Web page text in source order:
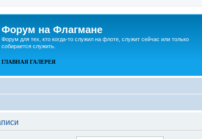
Форум на Флагмане
Форум для тех, кто когда-то служил на флоте, служит сейчас или только
собирается служить.
ГЛАВНАЯ ГАЛЕРЕЯ